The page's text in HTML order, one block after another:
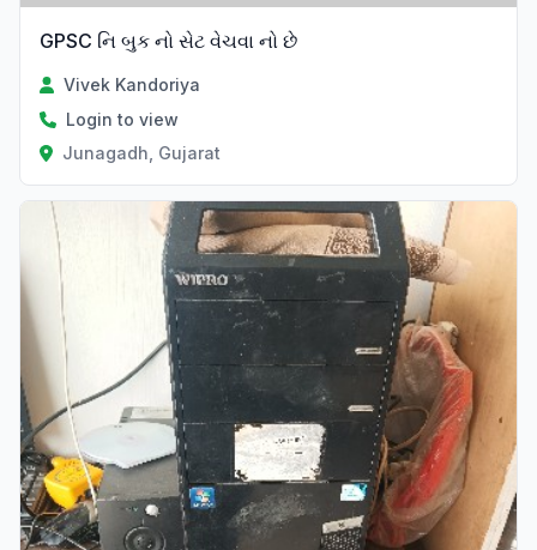
GPSC નિ બુક નો સેટ વેચવા નો છે
Vivek Kandoriya
Login to view
Junagadh, Gujarat